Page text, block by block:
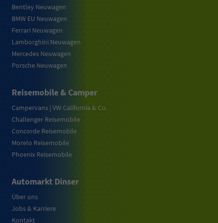
Bentley Neuwagen
BMW EU Neuwagen
Ferrari Neuwagen
Lamborghini Neuwagen
Mercedes Neuwagen
Porsche Neuwagen
Reisemobile & Camper
Campervans | VW California & Co.
Challenger Reisemobile
Concorde Reisemobile
Morelo Reisemobile
Phoenix Reisemobile
Automarkt Dinser
Über uns
Jobs & Karriere
Kontakt